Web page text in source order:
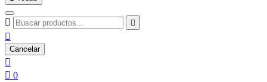
 

Cancelar

 0